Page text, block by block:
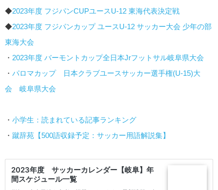
◆2023年度 フジパンCUPユースU-12 東海代表決定戦
◆2023年度 フジパンカップ ユースU-12 サッカー大会 少年の部
東海大会
・ 2023年度 バーモントカップ全日本Jrフットサル岐阜県大会
・ パロマカップ 日本クラブユースサッカー選手権(U-15)大
会 岐阜県大会
・ 小学生：読まれている記事ランキング
・ 蹴辞苑【500語収録予定：サッカー用語解説集】